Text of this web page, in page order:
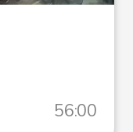
56:00